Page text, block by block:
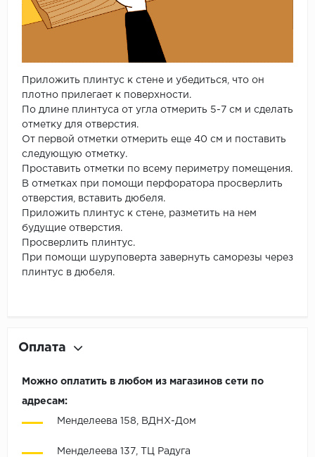
Приложить плинтус к стене и убедиться, что он
плотно прилегает к поверхности.
По длине плинтуса от угла отмерить 5-7 см и сделать
отметку для отверстия.
От первой отметки отмерить еще 40 см и поставить
следующую отметку.
Проставить отметки по всему периметру помещения.
В отметках при помощи перфоратора просверлить
отверстия, вставить дюбеля.
Приложить плинтус к стене, разметить на нем
будущие отверстия.
Просверлить плинтус.
При помощи шуруповерта завернуть саморезы через
плинтус в дюбеля.
Оплата
Можно оплатить в любом из магазинов сети по
адресам:
Менделеева 158, ВДНХ-Дом
Менделеева 137, ТЦ Радуга